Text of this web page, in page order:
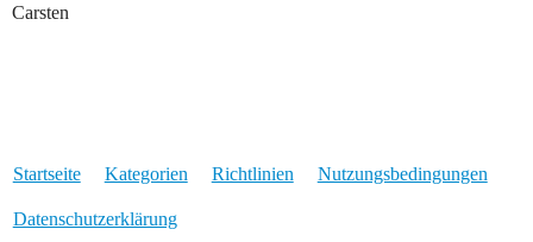
Carsten
Startseite Kategorien Richtlinien Nutzungsbedingungen
Datenschutzerklärung